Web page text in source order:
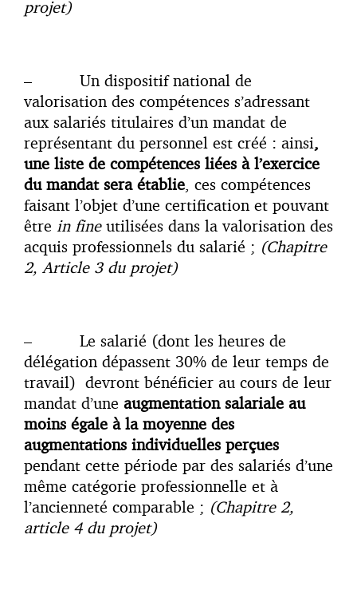
projet)
– Un dispositif national de
valorisation des compétences s’adressant
aux salariés titulaires d’un mandat de
représentant du personnel est créé : ainsi,
une liste de compétences liées à l’exercice
du mandat sera établie, ces compétences
faisant l’objet d’une certification et pouvant
être in fine utilisées dans la valorisation des
acquis professionnels du salarié ; (Chapitre
2, Article 3 du projet)
– Le salarié (dont les heures de
délégation dépassent 30% de leur temps de
travail) devront bénéficier au cours de leur
mandat d’une augmentation salariale au
moins égale à la moyenne des
augmentations individuelles perçues
pendant cette période par des salariés d’une
même catégorie professionnelle et à
l’ancienneté comparable ; (Chapitre 2,
article 4 du projet)